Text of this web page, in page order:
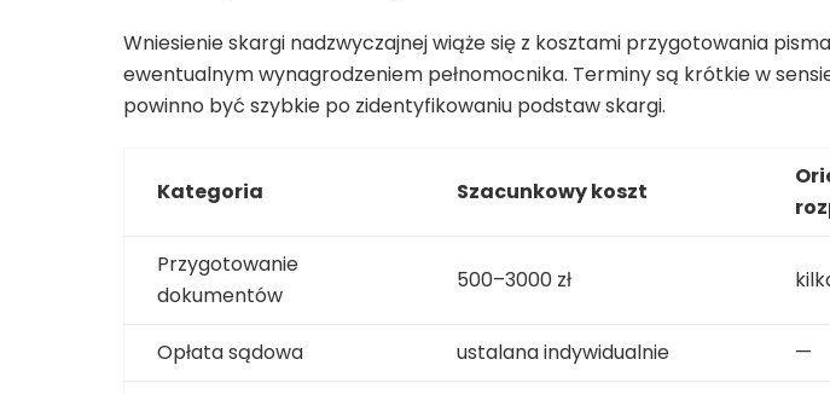
Wniesienie skargi nadzwyczajnej wiąże się z kosztami przygotowania
ewentualnym wynagrodzeniem pełnomocnika. Terminy są krótkie w
powinno być szybkie po zidentyfikowaniu podstaw skargi.
Kategoria Szacunkowy koszt
Przygotowanie
dokumentów
500–3000 zł
Opłata sądowa ustalana indywidualnie —